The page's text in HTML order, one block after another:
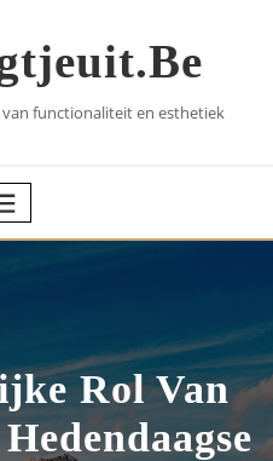
functionaliteit en esthetiek
Rol Van